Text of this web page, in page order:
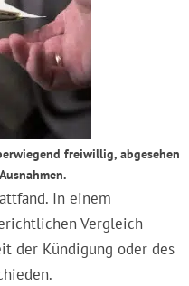
freiwillig, abgesehen
In einem
Vergleich
der Kündigung oder des